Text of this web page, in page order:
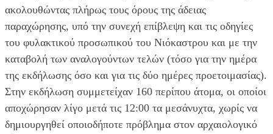
ακολουθώντας πλήρως τους όρους της άδειας
παραχώρησης, υπό την συνεχή επίβλεψη και τις οδηγίες
του φυλακτικού προσωπικού του Νιόκαστρου και με την
καταβολή των αναλογούντων τελών (τόσο για την ημέρα
της εκδήλωσης όσο και για τις δύο ημέρες προετοιμασίας).
Στην εκδήλωση συμμετείχαν 160 περίπου άτομα, οι οποίοι
αποχώρησαν λίγο μετά τις 12:00 τα μεσάνυχτα, χωρίς να
δημιουργηθεί οποιοδήποτε πρόβλημα στον αρχαιολογικό